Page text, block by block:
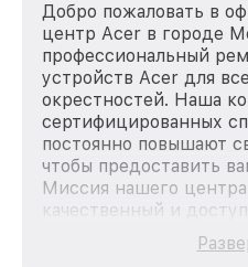
Добро пожаловать в
центр Acer в городе
профессиональный
устройств Acer для
окрестностей. Наша
сертифицированных
постоянно повышают
чтобы предоставить
Миссия нашего
качественный и
каждого
зависимости от